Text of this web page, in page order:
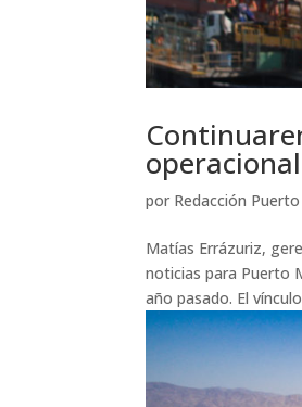
por Redacción
Matías Errázuriz,
noticias para Puerto
año pasado. El